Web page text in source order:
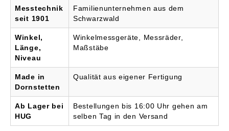
Messtechnik
seit 1901
Familienunternehmen aus dem
Schwarzwald
Winkel,
Länge,
Niveau
Winkelmessgeräte, Messräder,
Maßstäbe
Made in
Dornstetten
Qualität aus eigener Fertigung
Ab Lager bei
HUG
Bestellungen bis 16:00 Uhr gehen am
selben Tag in den Versand